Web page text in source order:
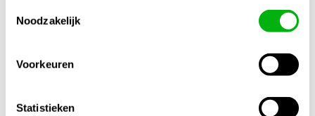
Noodzakelijk
Voorkeuren
Statistieken